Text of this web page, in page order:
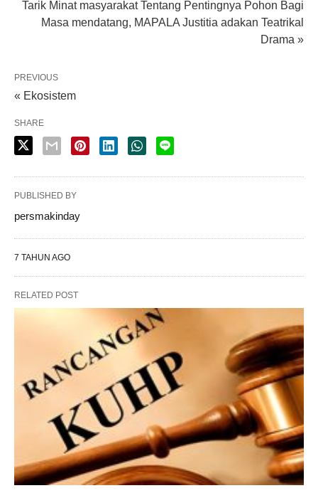
Tarik Minat masyarakat Tentang Pentingnya Pohon Bagi
Masa mendatang, MAPALA Justitia adakan Teatrikal
Drama »
PREVIOUS
« Ekosistem
SHARE
PUBLISHED BY
persmakinday
7 TAHUN AGO
RELATED POST